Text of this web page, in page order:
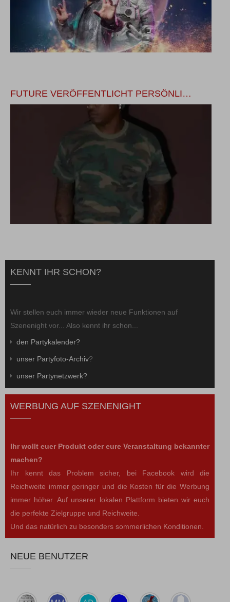
FUTURE VERÖFFENTLICHT PERSÖNLI…
KENNT IHR SCHON?
Wir stellen euch immer wieder neue Funktionen auf
Szenenight vor... Also kennt ihr schon...
den Partykalender?
unser Partyfoto-Archiv?
unser Partynetzwerk?
WERBUNG AUF SZENENIGHT
Ihr wollt euer Produkt oder eure Veranstaltung bekannter
machen?
Ihr kennt das Problem sicher, bei Facebook wird die
Reichweite immer geringer und die Kosten für die Werbung
immer höher. Auf unserer lokalen Plattform bieten wir euch
die perfekte Zielgruppe und Reichweite.
Und das natürlich zu besonders sommerlichen Konditionen.
NEUE BENUTZER